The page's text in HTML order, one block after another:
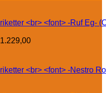
1.229,00